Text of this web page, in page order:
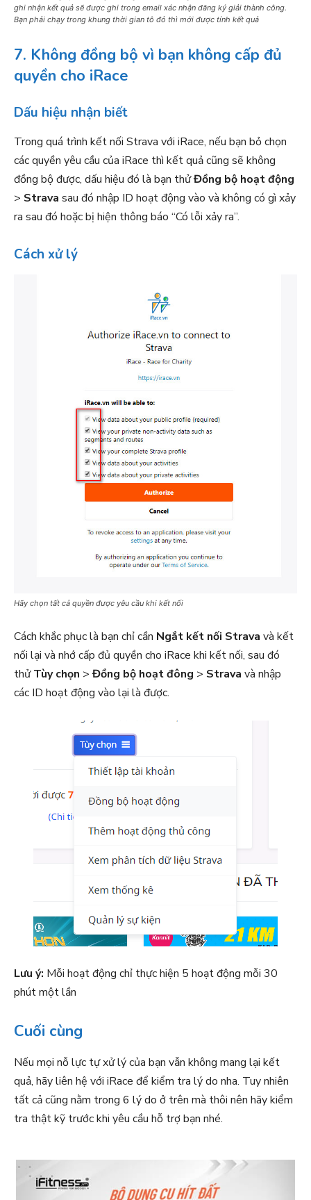
ghi nhận kết quả sẽ được ghi trong email xác nhận đăng ký giải thành công.
Bạn phải chạy trong khung thời gian tô đỏ thì mới được tính kết quả
7. Không đồng bộ vì bạn không cấp đủ
quyền cho iRace
Dấu hiệu nhận biết
Trong quá trình kết nối Strava với iRace, nếu bạn bỏ chọn
các quyền yêu cầu của iRace thì kết quả cũng sẽ không
đồng bộ được, dấu hiệu đó là bạn thửĐồng bộ hoạt động
> Strava sau đó nhập ID hoạt động vào và không có gì xảy
ra sau đó hoặc bị hiện thông báo “Có lỗi xảy ra”.
Cách xử lý
Hãy chọn tất cả quyền được yêu cầu khi kết nối
Cách khắc phục là bạn chỉ cần Ngắt kết nối Strava và kết
nối lại và nhớ cấp đủ quyền cho iRace khi kết nối, sau đó
thửTùy chọn >Đồng bộ hoạt đông > Strava và nhập
các ID hoạt động vào lại là được.
Lưu ý: Mỗi hoạt động chỉ thực hiện 5 hoạt động mỗi 30
phút một lần
Cuối cùng
Nếu mọi nỗ lực tự xử lý của bạn vẫn không mang lại kết
quả, hãy liên hệ với iRace để kiểm tra lý do nha. Tuy nhiên
tất cả cũng nằm trong 6 lý do ở trên mà thôi nên hãy kiểm
tra thật kỹ trước khi yêu cầu hỗ trợ bạn nhé.